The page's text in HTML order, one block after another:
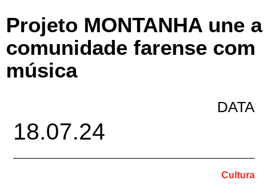
Projeto MONTANHA une a
comunidade farense com
música
DATA
18.07.24
Cultura